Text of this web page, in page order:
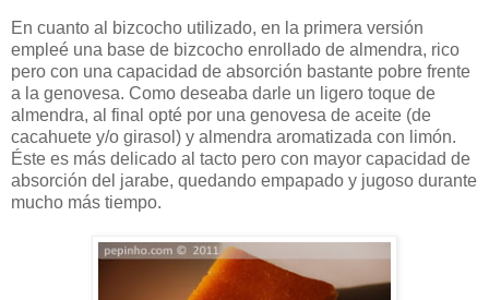
En cuanto al bizcocho utilizado, en la primera versión
empleé una base de bizcocho enrollado de almendra, rico
pero con una capacidad de absorción bastante pobre frente
a la genovesa. Como deseaba darle un ligero toque de
almendra, al final opté por una genovesa de aceite (de
cacahuete y/o girasol) y almendra aromatizada con limón.
Éste es más delicado al tacto pero con mayor capacidad de
absorción del jarabe, quedando empapado y jugoso durante
mucho más tiempo.